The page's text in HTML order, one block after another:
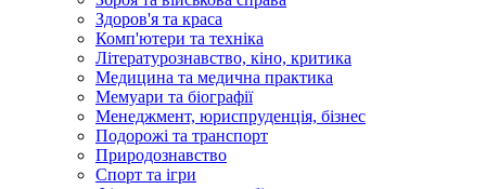
Здоров'я та краса
Комп'ютери та техніка
Літературознавство, кіно, критика
Медицина та медична практика
Мемуари та біографії
Менеджмент, юриспруденція, бізнес
Подорожі та транспорт
Природознавство
Спорт та ігри